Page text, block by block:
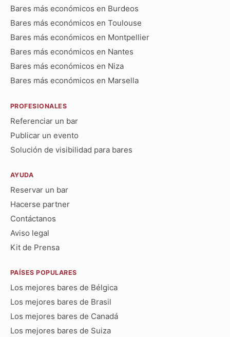
Bares más económicos en Burdeos
Bares más económicos en Toulouse
Bares más económicos en Montpellier
Bares más económicos en Nantes
Bares más económicos en Niza
Bares más económicos en Marsella
PROFESIONALES
Referenciar un bar
Publicar un evento
Solución de visibilidad para bares
AYUDA
Reservar un bar
Hacerse partner
Contáctanos
Aviso legal
Kit de Prensa
PAÍSES POPULARES
Los mejores bares de Bélgica
Los mejores bares de Brasil
Los mejores bares de Canadá
Los mejores bares de Suiza